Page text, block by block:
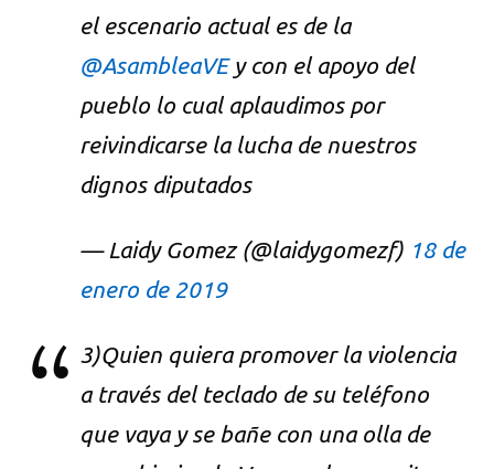
el escenario actual es de la
@AsambleaVEy con el apoyo del
pueblo lo cual aplaudimos por
reivindicarse la lucha de nuestros
dignos diputados
— Laidy Gomez (@laidygomezf) 18 de
enero de 2019
3)Quien quiera promover la violencia
a través del teclado de su teléfono
que vaya y se bañe con una olla de